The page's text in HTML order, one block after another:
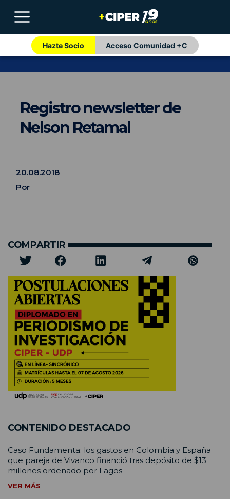
Hazte Socio Acceso Comunidad +C
Registro newsletter de
Nelson Retamal
20.08.2018
Por
COMPARTIR
CONTENIDO DESTACADO
Caso Fundamenta: los gastos en Colombia y España
que pareja de Vivanco financió tras depósito de $13
millones ordenado por Lagos
VER MÁS